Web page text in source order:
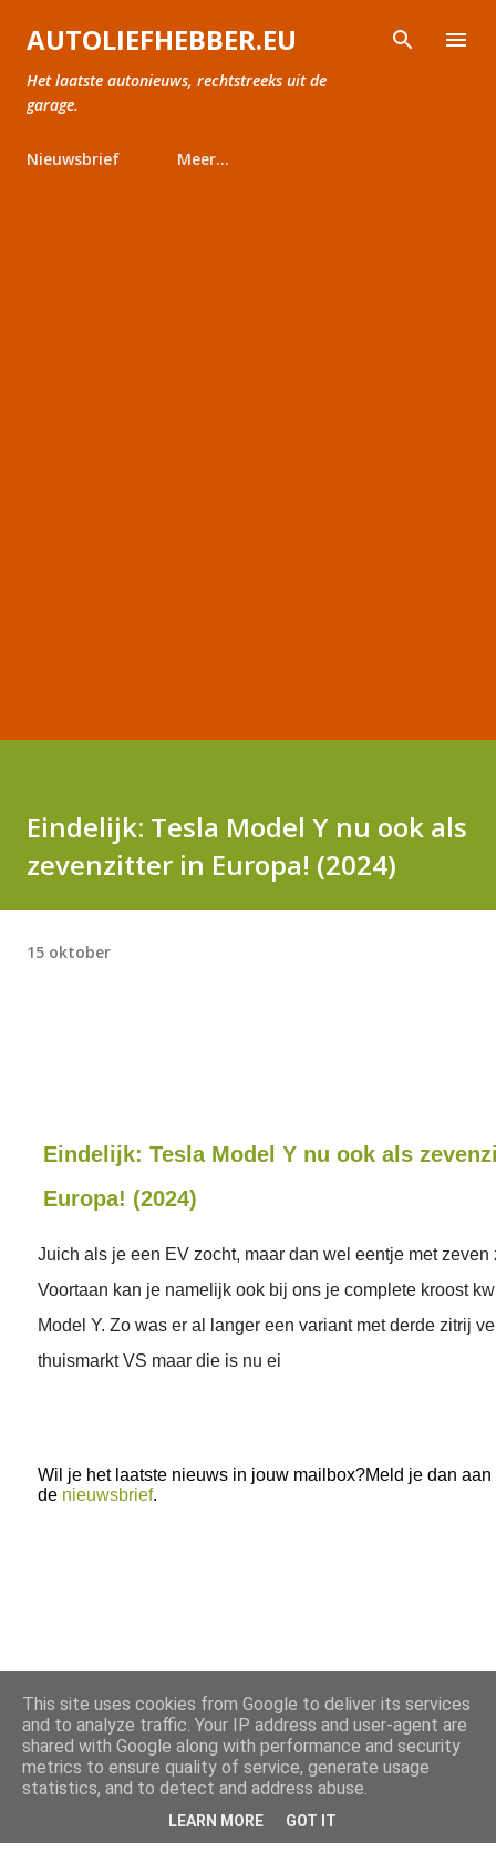
Doorgaan naar hoofdcontent
AUTOLIEFHEBBER.EU
Het laatste autonieuws, rechtstreeks uit de
garage.
Nieuwsbrief Meer…
Eindelijk: Tesla Model Y nu ook als
zevenzitter in Europa! (2024)
15 oktober
Eindelijk: Tesla Model Y nu ook als
Europa! (2024)
Juich als je een EV zocht, maar dan wel eentje met zeven
Voortaan kan je namelijk ook bij ons je complete kroost
Model Y. Zo was er al langer een variant met derde zitrij
thuismarkt VS maar die is nu ei
Wil je het laatste nieuws in jouw mailbox?Meld je dan aan
de nieuwsbrief.
This site uses cookies from Google to deliver its services
and to analyze traffic. Your IP address and user-agent are
shared with Google along with performance and security
metrics to ensure quality of service, generate usage
statistics, and to detect and address abuse.
LEARN MORE GOT IT